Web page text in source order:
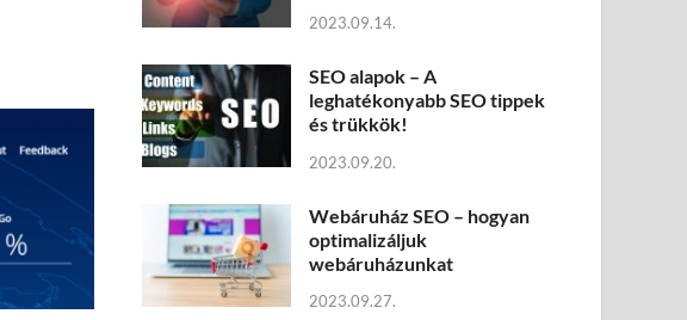
2023.09.14.
SEO alapok – A
leghatékonyabb SEO tippek
és trükkök!
2023.09.20.
Webáruház SEO – hogyan
optimalizáljuk
webáruházunkat
2023.09.27.